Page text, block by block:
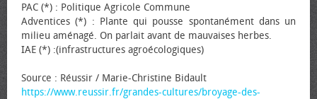
PAC (*) : Politique Agricole Commune
Adventices (*) : Plante qui pousse spontanément dans un
milieu aménagé. On parlait avant de mauvaises herbes.
IAE (*) :(infrastructures agroécologiques)
Source : Réussir / Marie-Christine Bidault
https://www.reussir.fr/grandes-cultures/broyage-des-